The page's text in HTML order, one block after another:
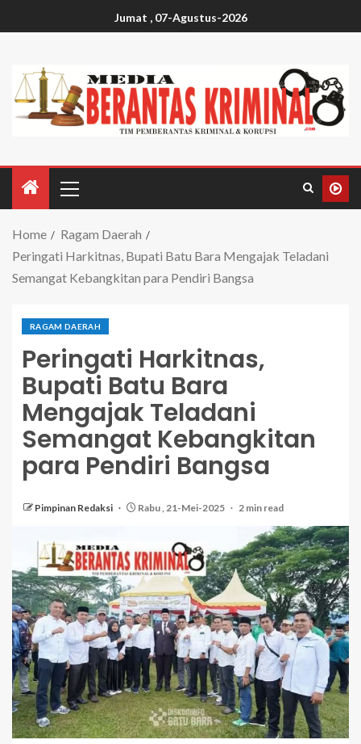
Jumat , 07-Agustus-2026
Home
Ragam Daerah
Peringati Harkitnas, Bupati Batu Bara Mengajak Teladani
Semangat Kebangkitan para Pendiri Bangsa
RAGAM DAERAH
Peringati Harkitnas,
Bupati Batu Bara
Mengajak Teladani
Semangat Kebangkitan
para Pendiri Bangsa
Pimpinan Redaksi Rabu , 21-Mei-2025 2 min read